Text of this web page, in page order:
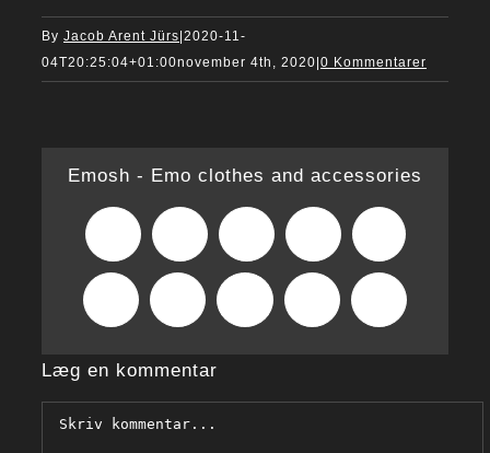
By Jacob Arent Jürs 2020-11-
04T20:25:04+01:00november 4th, 2020 0 Kommentarer
Emosh - Emo clothes and accessories
Facebook Reddit LinkedIn WhatsApp
Tumblr Pinterest Xing
mail
Læg en kommentar
Comment